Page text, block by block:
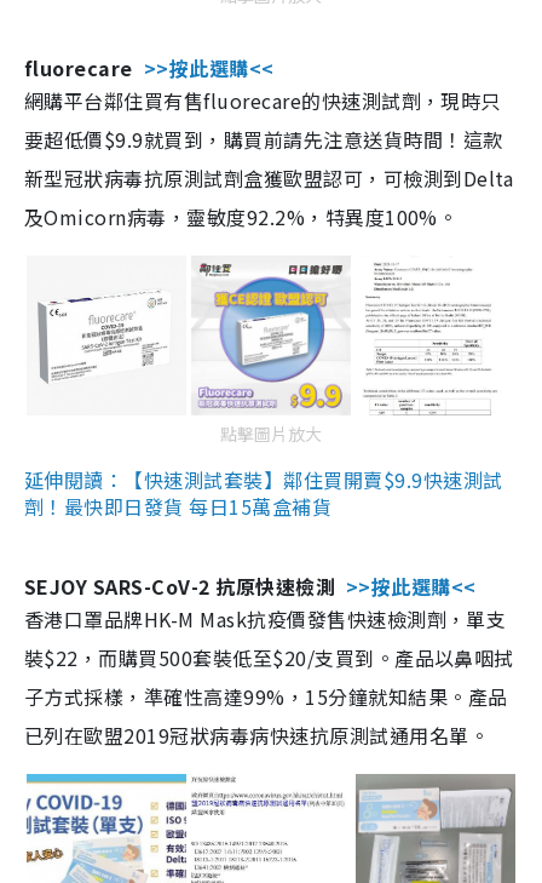
fluorecare >>按此選購<<
網購平台鄰住買有售fluorecare的快速測試劑，現時只
要超低價$9.9就買到，購買前請先注意送貨時間！這款
新型冠狀病毒抗原測試劑盒獲歐盟認可，可檢測到Delta
及Omicorn病毒，靈敏度92.2%，特異度100%。
點擊圖片放大
延伸閱讀：【快速測試套裝】鄰住買開賣$9.9快速測試
劑！最快即日發貨 每日15萬盒補貨
SEJOY SARS-CoV-2 抗原快速檢測 >>按此選購<<
香港口罩品牌HK-M Mask抗疫價發售快速檢測劑，單支
裝$22，而購買500套裝低至$20/支買到。產品以鼻咽拭
子方式採樣，準確性高達99%，15分鐘就知結果。產品
已列在歐盟2019冠狀病毒病快速抗原測試通用名單。